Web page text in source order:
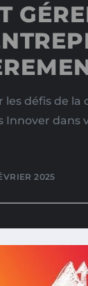
les défis de
Innover dans
2025